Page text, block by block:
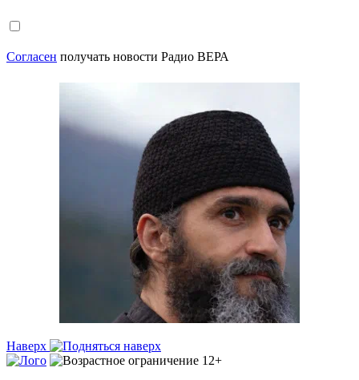
Согласен получать новости Радио ВЕРА
Наверх